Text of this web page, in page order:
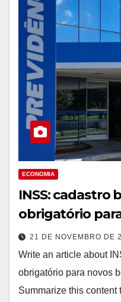
ECONOMIA
INSS: cadastro
obrigatório
21 DE NOVEMBRO DE
Write an article about
obrigatório para novos
Summarize this content